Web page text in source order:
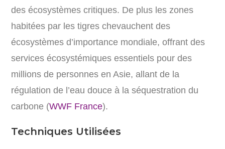
des écosystèmes critiques. De plus les zones
habitées par les tigres chevauchent des
écosystèmes d’importance mondiale, offrant des
services écosystémiques essentiels pour des
millions de personnes en Asie, allant de la
régulation de l’eau douce à la séquestration du
carbone​ (WWF France)​.
Techniques Utilisées